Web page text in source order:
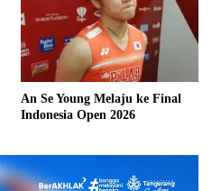
An Se Young Melaju ke Final
Indonesia Open 2026